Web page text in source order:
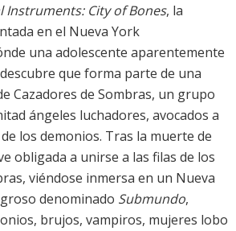
Instruments: City of Bones, la
en el Nueva York
una adolescente aparentemente
que forma parte de una
Cazadores de Sombras, un grupo
ángeles luchadores, avocados a
los demonios. Tras la muerte de
obligada a unirse a las filas de los
viéndose inmersa en un Nueva
denominado Submundo,
brujos, vampiros, mujeres lobo